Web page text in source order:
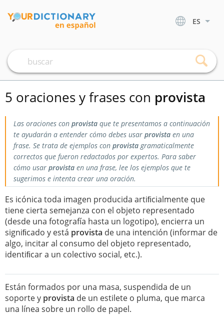
ES
5 oraciones y frases con provista
Las oraciones con provista que te presentamos a continuación
te ayudarán a entender cómo debes usar provista en una
frase. Se trata de ejemplos con provistagramaticalmente
correctos que fueron redactados por expertos. Para saber
cómo usar provista en una frase, lee los ejemplos que te
sugerimos e intenta crear una oración.
Es icónica toda imagen producida artiﬁcialmente que
tiene cierta semejanza con el objeto representado
(desde una fotografía hasta un logotipo), encierra un
signiﬁcado y está provista de una intención (informar de
algo, incitar al consumo del objeto representado,
identiﬁcar a un colectivo social, etc.).
Están formados por una masa, suspendida de un
soporte y provista de un estilete o pluma, que marca
una línea sobre un rollo de papel.